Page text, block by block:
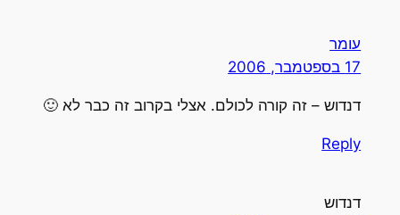
עומר
17 בספטמבר, 2006
דנדוש – זה קורה לכולם. אצלי בקרוב זה כבר לא 🙂
Reply
דנדוש